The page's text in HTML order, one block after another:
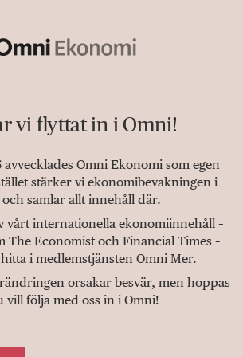
vi flyttat in i Omni!
avvecklades Omni Ekonomi som egen
stärker vi ekonomibevakningen i
samlar allt innehåll där.
vårt internationella ekonomiinnehåll –
The Economist och Financial Times –
i medlemstjänsten Omni Mer.
orsakar besvär, men hoppas
vill följa med oss in i Omni!